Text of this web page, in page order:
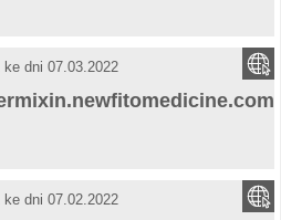
dni 07.03.2022
dni 07.02.2022